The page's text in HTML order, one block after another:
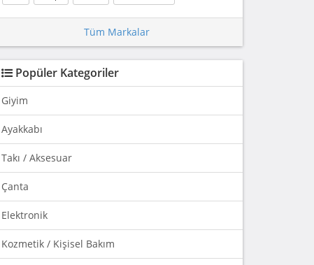
Tüm Markalar
Popüler Kategoriler
Giyim
Ayakkabı
Takı / Aksesuar
Çanta
Elektronik
Kozmetik / Kişisel Bakım